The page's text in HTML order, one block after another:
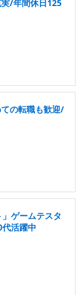
/年間休日125
の転職も歓迎/
ゲームテスタ
活躍中